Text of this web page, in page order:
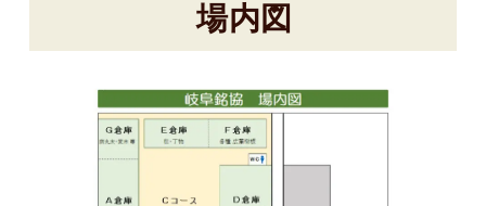
場内図